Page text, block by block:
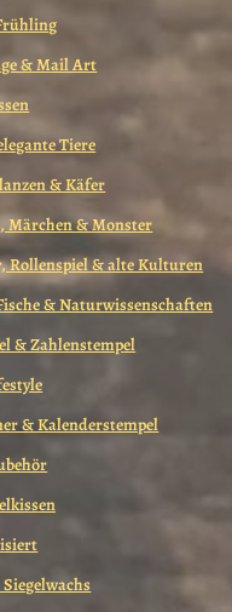
& Mail Art
Tiere
& Käfer
Märchen & Monster
Rollenspiel & alte Kulturen
& Naturwissenschaften
& Zahlenstempel
& Kalenderstempel